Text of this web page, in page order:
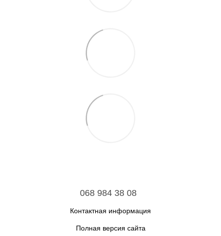
068 984 38 08
Контактная информация
Полная версия сайта